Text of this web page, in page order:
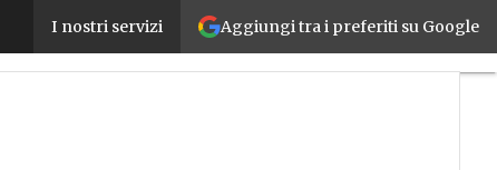
Aggiungi tra i preferiti su Google
I nostri servizi
Non solo Transizione 5.0: cosa prevede la